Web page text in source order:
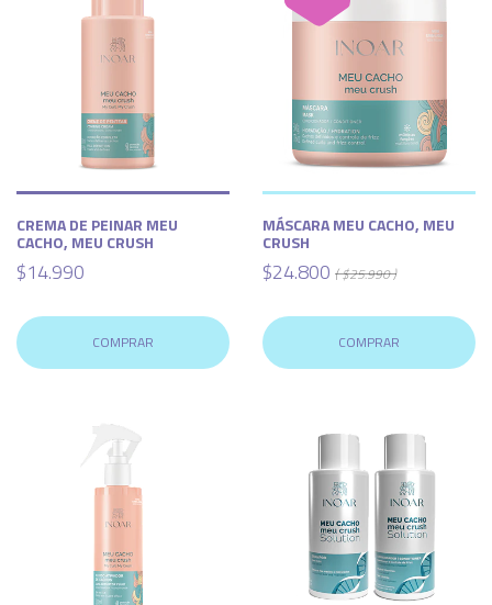
CREMA DE PEINAR MEU
CACHO, MEU CRUSH
$14.990
COMPRAR
MÁSCARA MEU CACHO, MEU
CRUSH
$24.800 ( $25.990 )
COMPRAR